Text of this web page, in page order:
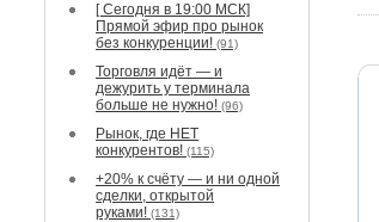
[ Сегодня в 19:00 МСК]
Прямой эфир про рынок
без конкуренции! (91)
Торговля идёт — и
дежурить у терминала
больше не нужно! (96)
Рынок, где НЕТ
конкурентов! (115)
+20% к счёту — и ни одной
сделки, открытой
руками! (131)